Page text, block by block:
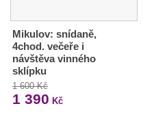
Mikulov: snídaně,
4chod. večeře i
návštěva vinného
sklípku
1 600 Kč
1 390 Kč